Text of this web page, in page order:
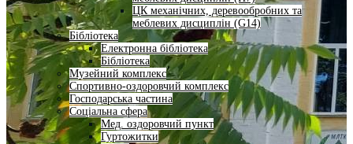
ЦК механічних, деревообробних та
меблевих дисциплін (G14)
Бібліотека
Електронна бібліотека
Бібліотека
Музейний комплекс
Спортивно-оздоровчий комплекс
Господарська частина
Соціальна сфера
Мед. оздоровчий пункт
Гуртожитки